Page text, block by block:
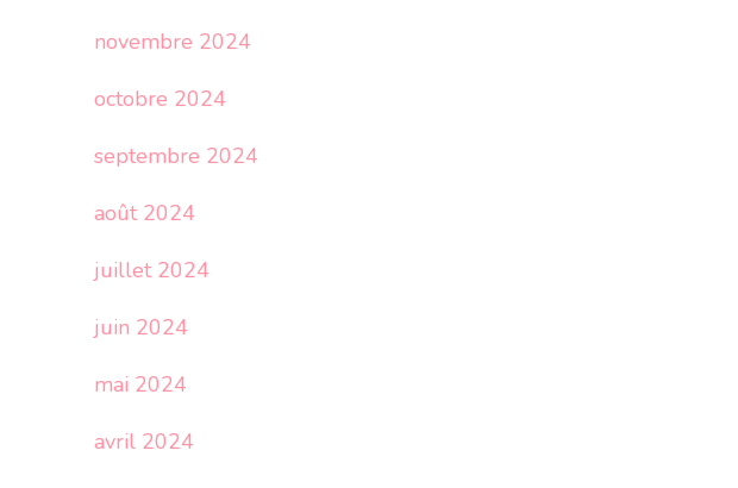
novembre 2024
octobre 2024
septembre 2024
août 2024
juillet 2024
juin 2024
mai 2024
avril 2024